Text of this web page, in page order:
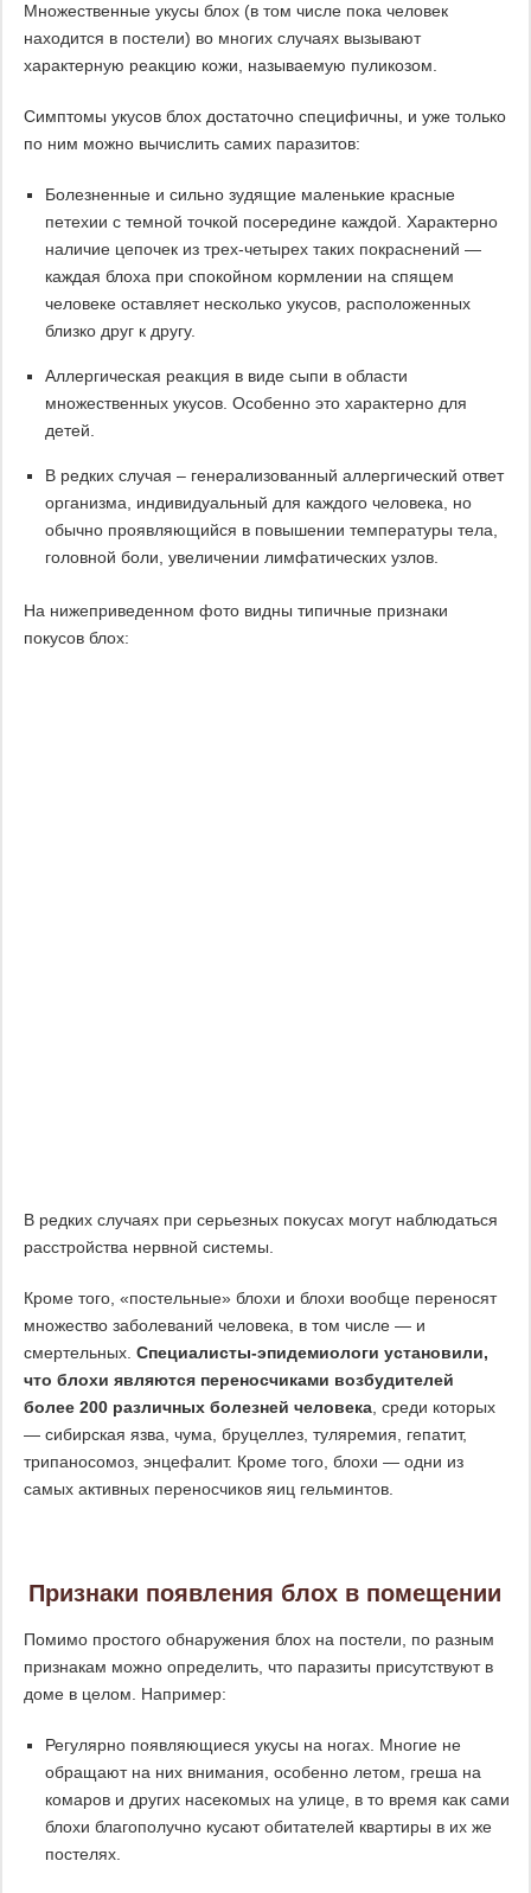
Множественные укусы блох (в том числе пока человек
находится в постели) во многих случаях вызывают
характерную реакцию кожи, называемую пуликозом.
Симптомы укусов блох достаточно специфичны, и уже только
по ним можно вычислить самих паразитов:
Болезненные и сильно зудящие маленькие красные
петехии с темной точкой посередине каждой. Характерно
наличие цепочек из трех-четырех таких покраснений —
каждая блоха при спокойном кормлении на спящем
человеке оставляет несколько укусов, расположенных
близко друг к другу.
Аллергическая реакция в виде сыпи в области
множественных укусов. Особенно это характерно для
детей.
В редких случая – генерализованный аллергический ответ
организма, индивидуальный для каждого человека, но
обычно проявляющийся в повышении температуры тела,
головной боли, увеличении лимфатических узлов.
На нижеприведенном фото видны типичные признаки
покусов блох:
В редких случаях при серьезных покусах могут наблюдаться
расстройства нервной системы.
Кроме того, «постельные» блохи и блохи вообще переносят
множество заболеваний человека, в том числе — и
смертельных. Специалисты-эпидемиологи установили,
что блохи являются переносчиками возбудителей
более 200 различных болезней человека, среди которых
— сибирская язва, чума, бруцеллез, туляремия, гепатит,
трипаносомоз, энцефалит. Кроме того, блохи — одни из
самых активных переносчиков яиц гельминтов.
Признаки появления блох в помещении
Помимо простого обнаружения блох на постели, по разным
признакам можно определить, что паразиты присутствуют в
доме в целом. Например:
Регулярно появляющиеся укусы на ногах. Многие не
обращают на них внимания, особенно летом, греша на
комаров и других насекомых на улице, в то время как сами
блохи благополучно кусают обитателей квартиры в их же
постелях.